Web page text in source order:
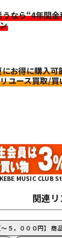
なら“4年間
お得に購入可
ユース買取/
MUSIC CLUB
関連リ
５，０００円】 商